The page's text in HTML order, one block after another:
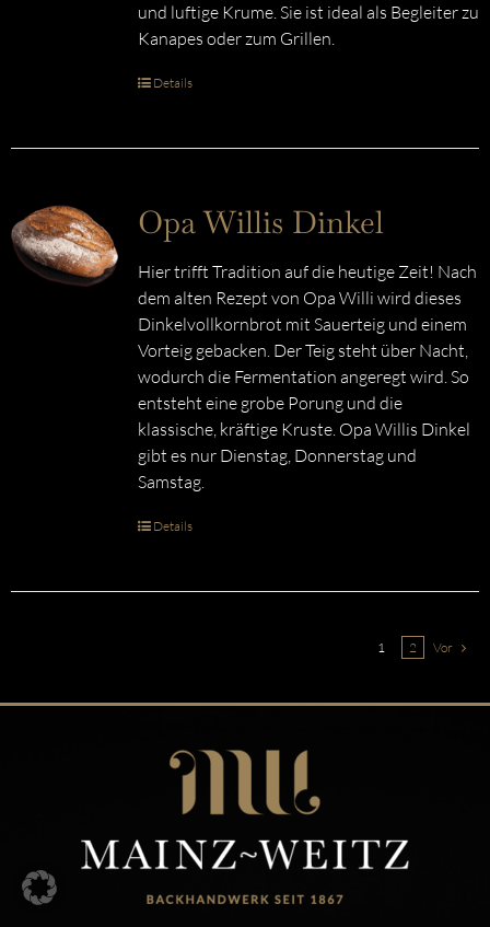
und luftige Krume. Sie ist ideal als Begleiter zu
Kanapes oder zum Grillen.
Details
Opa Willis Dinkel
Hier trifft Tradition auf die heutige Zeit! Nach
dem alten Rezept von Opa Willi wird dieses
Dinkelvollkornbrot mit Sauerteig und einem
Vorteig gebacken. Der Teig steht über Nacht,
wodurch die Fermentation angeregt wird. So
entsteht eine grobe Porung und die
klassische, kräftige Kruste. Opa Willis Dinkel
gibt es nur Dienstag, Donnerstag und
Samstag.
Details
1 2 Vor